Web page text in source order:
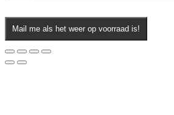
Mail me als het weer op voorraad is!